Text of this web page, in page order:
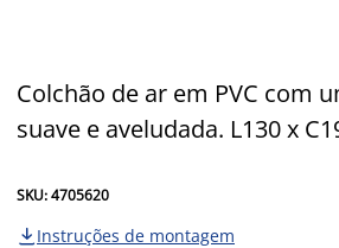
Colchão de ar em PVC com
suave e aveludada. L130 x
SKU: 4705620
 Instruções de montagem